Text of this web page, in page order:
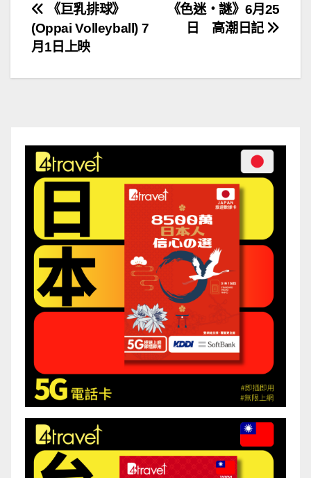
文
章
導
《色迷‧謎》6月25
日 高潮日記
《巨乳排球》
(Oppai Volleyball) 7
月1日上映